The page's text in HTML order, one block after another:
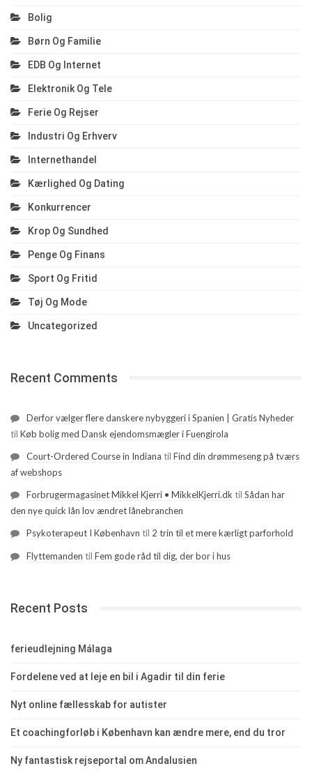
Bolig
Børn Og Familie
EDB Og Internet
Elektronik Og Tele
Ferie Og Rejser
Industri Og Erhverv
Internethandel
Kærlighed Og Dating
Konkurrencer
Krop Og Sundhed
Penge Og Finans
Sport Og Fritid
Tøj Og Mode
Uncategorized
Recent Comments
Derfor vælger flere danskere nybyggeri i Spanien | Gratis Nyheder
til Køb bolig med Dansk ejendomsmægler i Fuengirola
Court-Ordered Course in Indiana til Find din drømmeseng på tværs
af webshops
Forbrugermagasinet Mikkel Kjerri • MikkelKjerri.dk til Sådan har
den nye quick lån lov ændret lånebranchen
Psykoterapeut I København til 2 trin til et mere kærligt parforhold
Flyttemanden til Fem gode råd til dig, der bor i hus
Recent Posts
ferieudlejning Málaga
Fordelene ved at leje en bil i Agadir til din ferie
Nyt online fællesskab for autister
Et coachingforløb i København kan ændre mere, end du tror
Ny fantastisk rejseportal om Andalusien